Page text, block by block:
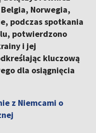
Norwegia,
podczas spotkania
potwierdzono
i jej
kluczową
dla osiągnięcia
z Niemcami o